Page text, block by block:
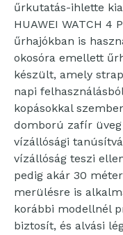
űrkutatás-ihlette
HUAWEI WATCH 4
űrhajókban is
okosóra emellett
készült, amely
napi
kopásokkal
domború zafír
vízállósági
vízállóság teszi
pedig akár 30
merülésre is
korábbi modellnél
biztosít, és alvási